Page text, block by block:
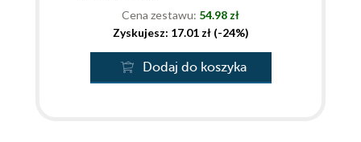
Cena zestawu: 54.98 zł
Zyskujesz: 17.01 zł (-24%)
Dodaj do koszyka